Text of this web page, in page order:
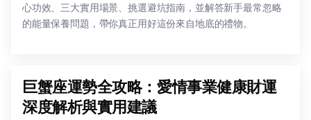
心功效、三大實用場景、挑選避坑指南，並解答新手最常忽略
的能量保養問題，帶你真正用好這份來自地底的禮物。
巨蟹座運勢全攻略：愛情事業健康財運
深度解析與實用建議